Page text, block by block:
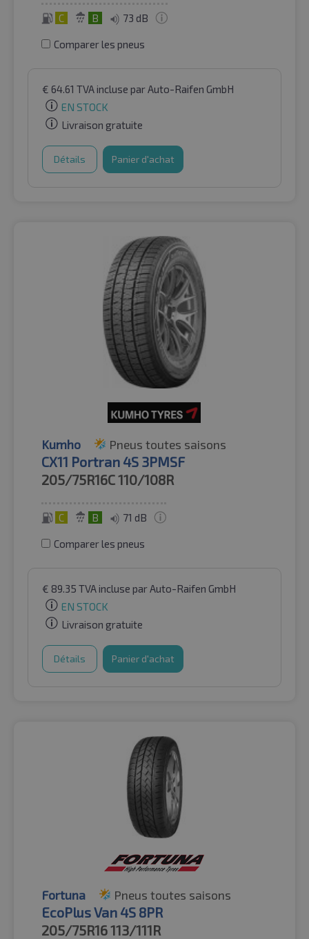
C B 73 dB
Comparer les pneus
€ 64.61 TVA incluse par Auto-Raifen GmbH
EN STOCK
Livraison gratuite
Détails Panier d'achat
Kumho Pneus toutes saisons
CX11 Portran 4S 3PMSF
205/75R16C110/108R
C B 71 dB
Comparer les pneus
€ 89.35 TVA incluse par Auto-Raifen GmbH
EN STOCK
Livraison gratuite
Détails Panier d'achat
Fortuna Pneus toutes saisons
EcoPlus Van 4S 8PR
205/75R16113/111R